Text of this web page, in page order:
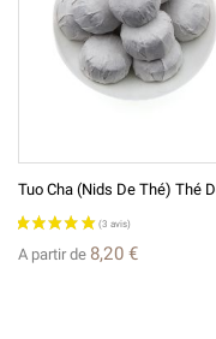
A partir de 8,20 €